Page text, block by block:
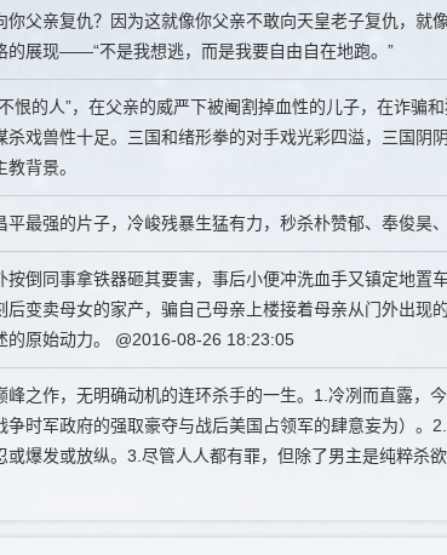
你父亲复仇？因为这就像你父亲不敢向天皇老子复仇，
的展现——“不是我想逃，而是我要自由自在地跑。”
恨的人”，在父亲的威严下被阉割掉血性的儿子，在诈骗
杀戏兽性十足。三国和绪形拳的对手戏光彩四溢，三国
背景。
平最强的片子，冷峻残暴生猛有力，秒杀朴赞郁、奉俊昊
按倒同事拿铁器砸其要害，事后小便冲洗血手又镇定地置
后变卖母女的家产，骗自己母亲上楼接着母亲从门外出
的原始动力。 @2016-08-26 18:23:05
峰之作，无明确动机的连环杀手的一生。1.冷冽而直露，
争时军政府的强取豪夺与战后美国占领军的肆意妄为）
或爆发或放纵。3.尽管人人都有罪，但除了男主是纯粹杀